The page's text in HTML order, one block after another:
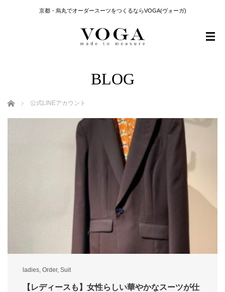
京都・烏丸でオーダースーツをつくるならVOGA(ヴォーガ)
BLOG
ホーム 公式LINEアカウント
ladies Order, Suit
【レディースも】女性らしい華やかなスーツが仕